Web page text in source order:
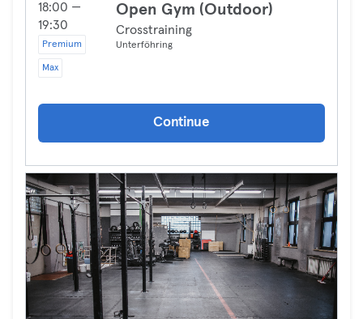
18:00 —
19:30
Premium
Max
Open Gym (Outdoor)
Crosstraining
Unterföhring
Continue